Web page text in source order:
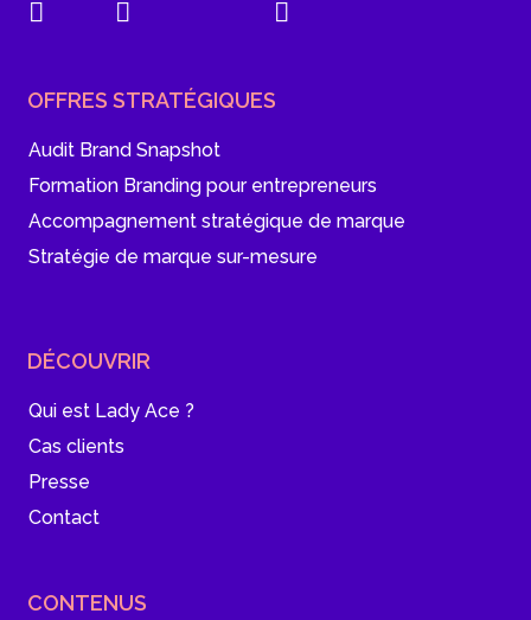
OFFRES STRATÉGIQUES
Audit Brand Snapshot
Formation Branding pour entrepreneurs
Accompagnement stratégique de marque
Stratégie de marque sur-mesure
DÉCOUVRIR
Qui est Lady Ace ?
Cas clients
Presse
Contact
CONTENUS